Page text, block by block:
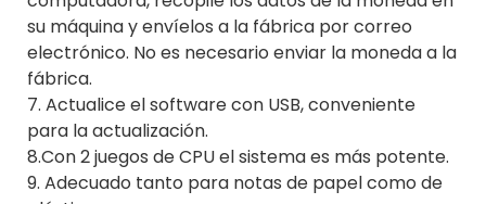
su máquina y envíelos a la fábrica por correo
electrónico. No es necesario enviar la moneda a la
fábrica.
7. Actualice el software con USB, conveniente
para la actualización.
8.Con 2 juegos de CPU el sistema es más potente.
9. Adecuado tanto para notas de papel como de